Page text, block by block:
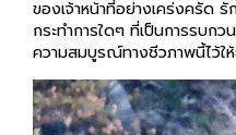
ของเจ้าหน้าที่อย่างเคร่งครัด รั
กระทำการใดๆ ที่เป็นการรบก
ความสมบูรณ์ทางชีวภาพนี้ไว้ใ